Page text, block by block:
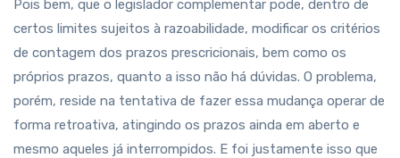
Pois bem, que o legislador complementar pode, dentro de
certos limites sujeitos à razoabilidade, modificar os critérios
de contagem dos prazos prescricionais, bem como os
próprios prazos, quanto a isso não há dúvidas. O problema,
porém, reside na tentativa de fazer essa mudança operar de
forma retroativa, atingindo os prazos ainda em aberto e
mesmo aqueles já interrompidos. E foi justamente isso que